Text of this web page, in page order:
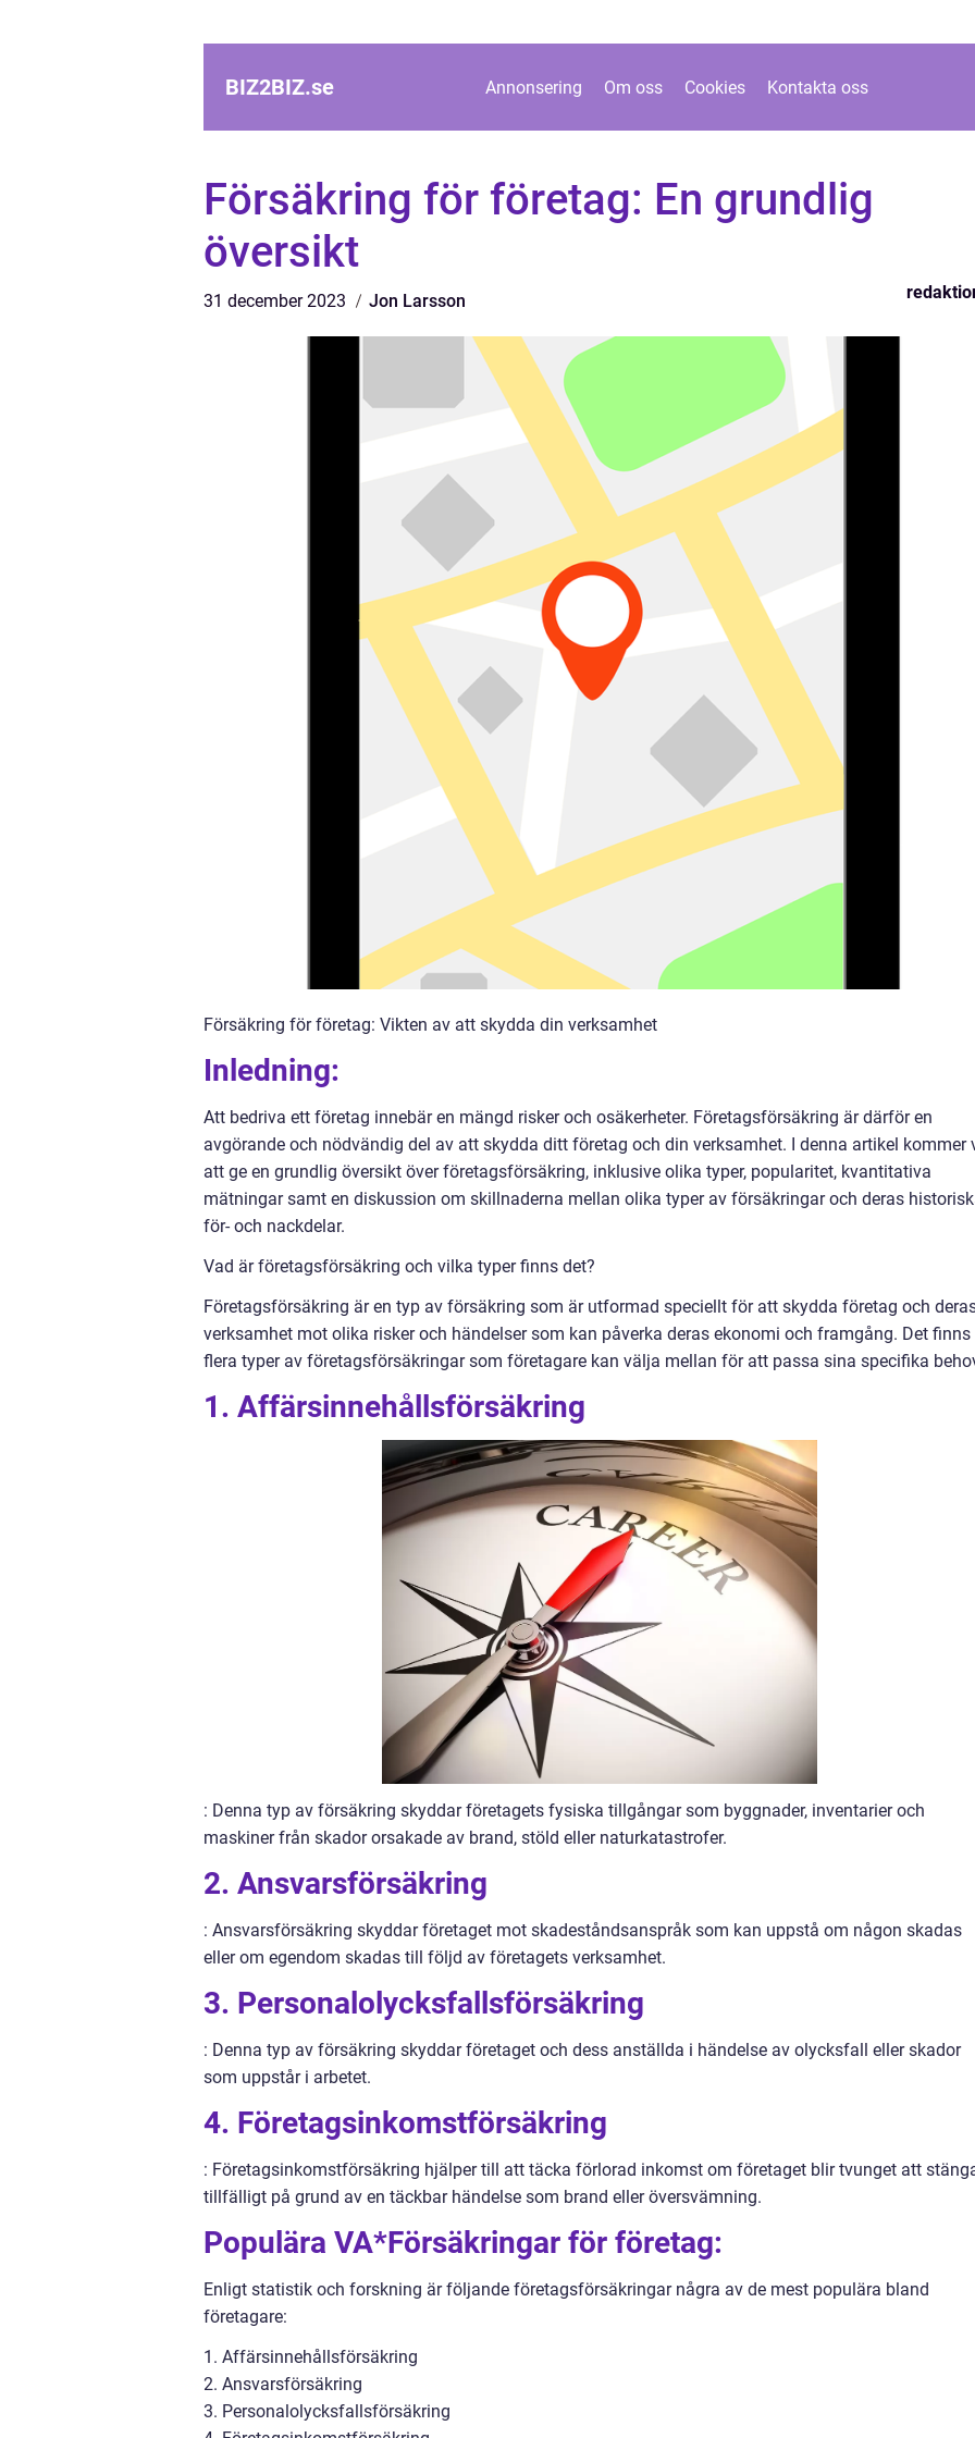
BIZ2BIZ.se Annonsering Om oss Cookies Kontakta oss
Försäkring för företag: En grundlig
översikt
31 december 2023 Jon Larsson
Försäkring för företag: Vikten av att skydda din verksamhet
Inledning:
Att bedriva ett företag innebär en mängd risker och osäkerheter. Företagsförsäkring är därför en
avgörande och nödvändig del av att skydda ditt företag och din verksamhet. I denna artikel kommer
att ge en grundlig översikt över företagsförsäkring, inklusive olika typer, popularitet, kvantitativa
mätningar samt en diskussion om skillnaderna mellan olika typer av försäkringar och deras
för- och nackdelar.
Vad är företagsförsäkring och vilka typer finns det?
Företagsförsäkring är en typ av försäkring som är utformad speciellt för att skydda företag och
verksamhet mot olika risker och händelser som kan påverka deras ekonomi och framgång. Det finns
flera typer av företagsförsäkringar som företagare kan välja mellan för att passa sina specifika
1. Affärsinnehållsförsäkring
: Denna typ av försäkring skyddar företagets fysiska tillgångar som byggnader, inventarier och
maskiner från skador orsakade av brand, stöld eller naturkatastrofer.
2. Ansvarsförsäkring
: Ansvarsförsäkring skyddar företaget mot skadeståndsanspråk som kan uppstå om någon skadas
eller om egendom skadas till följd av företagets verksamhet.
3. Personalolycksfallsförsäkring
: Denna typ av försäkring skyddar företaget och dess anställda i händelse av olycksfall eller skador
som uppstår i arbetet.
4. Företagsinkomstförsäkring
: Företagsinkomstförsäkring hjälper till att täcka förlorad inkomst om företaget blir tvunget att
tillfälligt på grund av en täckbar händelse som brand eller översvämning.
Populära VA*Försäkringar för företag:
Enligt statistik och forskning är följande företagsförsäkringar några av de mest populära bland
företagare:
1. Affärsinnehållsförsäkring
2. Ansvarsförsäkring
3. Personalolycksfallsförsäkring